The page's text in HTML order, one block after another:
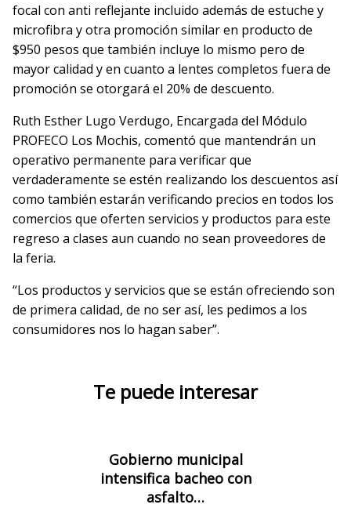
focal con anti reflejante incluido además de estuche y
microfibra y otra promoción similar en producto de
$950 pesos que también incluye lo mismo pero de
mayor calidad y en cuanto a lentes completos fuera de
promoción se otorgará el 20% de descuento.
Ruth Esther Lugo Verdugo, Encargada del Módulo
PROFECO Los Mochis, comentó que mantendrán un
operativo permanente para verificar que
verdaderamente se estén realizando los descuentos así
como también estarán verificando precios en todos los
comercios que oferten servicios y productos para este
regreso a clases aun cuando no sean proveedores de
la feria.
“Los productos y servicios que se están ofreciendo son
de primera calidad, de no ser así, les pedimos a los
consumidores nos lo hagan saber”.
Te puede interesar
Gobierno municipal
intensifica bacheo con
asfalto…